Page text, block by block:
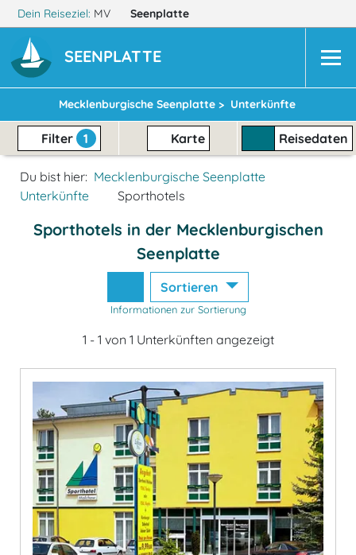
Dein Reiseziel: MV Seenplatte
SEENPLATTE
Mecklenburgische Seenplatte > Unterkünfte
Filter 1 Karte Reisedaten
Du bist hier: Mecklenburgische Seenplatte
Unterkünfte
Sporthotels
Sporthotels in der Mecklenburgischen
Seenplatte
Sortieren
Informationen zur Sortierung
1 - 1 von 1 Unterkünften angezeigt